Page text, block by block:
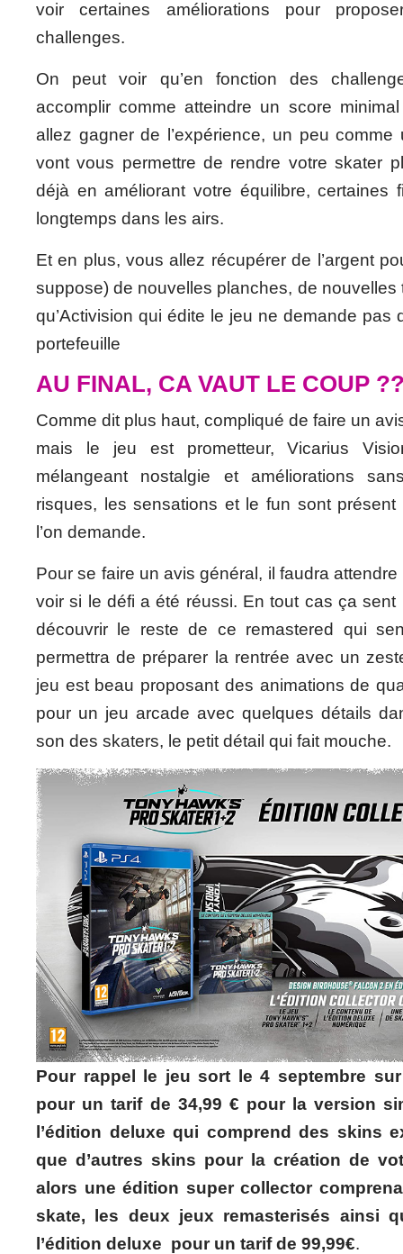
voir certaines améliorations pour
challenges.
On peut voir qu’en fonction des
accomplir comme atteindre un score
allez gagner de l’expérience, un peu
vont vous permettre de rendre votre skater
déjà en améliorant votre équilibre, certaines
longtemps dans les airs.
Et en plus, vous allez récupérer de l’argent
suppose) de nouvelles planches, de nouvelles
qu’Activision qui édite le jeu ne demande pas
portefeuille
AU FINAL, CA VAUT LE COUP
Comme dit plus haut, compliqué de faire un
mais le jeu est prometteur, Vicarius
mélangeant nostalgie et améliorations
risques, les sensations et le fun sont présent
l’on demande.
Pour se faire un avis général, il faudra
voir si le défi a été réussi. En tout cas ça
découvrir le reste de ce remastered qui
permettra de préparer la rentrée avec un
jeu est beau proposant des animations de
pour un jeu arcade avec quelques détails
son des skaters, le petit détail qui fait mouche.
Pour rappel le jeu sort le 4 septembre
pour un tarif de 34,99 € pour la version
l’édition deluxe qui comprend des skins
que d’autres skins pour la création de
alors une édition super collector
skate, les deux jeux remasterisés ainsi
l’édition deluxe pour un tarif de 99,99€.